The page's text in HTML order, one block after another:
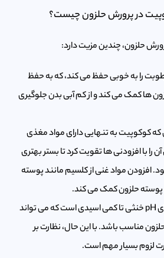
در پرورش حلزون چیست؟
حلزون، چندین مزیت دارد:
را به خوبی حفظ می کند، که به حفظ
ها کمک می کند و از کم آبی بدن جلوگیری
که کوکوپیت به تنهایی دارای مواد مغذی
را با افزودنی ها تقویت کرد تا بستر بهتری
افزودن مواد غنی از کلسیم مانند پوسته
حلزون کمک می کند.
کوکوپیت دارای pH خنثی تا کمی اسیدی است که می تواند
مناسب باشد. با این حال، نظارت بر